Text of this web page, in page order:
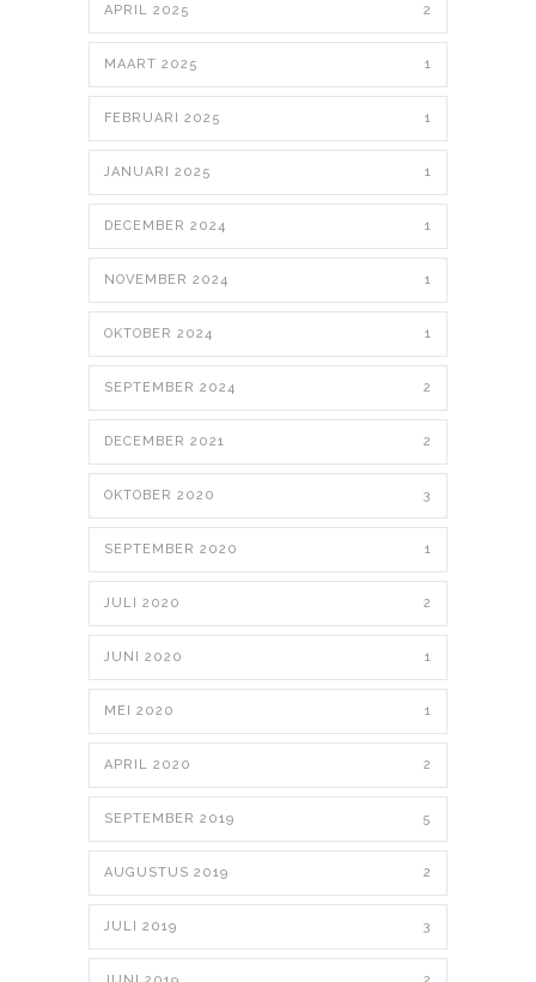
APRIL 2025 2
MAART 2025 1
FEBRUARI 2025 1
JANUARI 2025 1
DECEMBER 2024 1
NOVEMBER 2024 1
OKTOBER 2024 1
SEPTEMBER 2024 2
DECEMBER 2021 2
OKTOBER 2020 3
SEPTEMBER 2020 1
JULI 2020 2
JUNI 2020 1
MEI 2020 1
APRIL 2020 2
SEPTEMBER 2019 5
AUGUSTUS 2019 2
JULI 2019 3